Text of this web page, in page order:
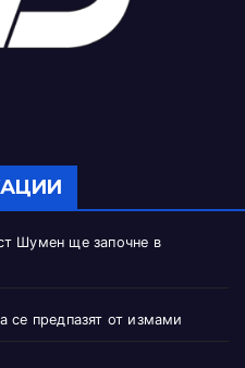
Шумен ще започне в
се предпазят от измами